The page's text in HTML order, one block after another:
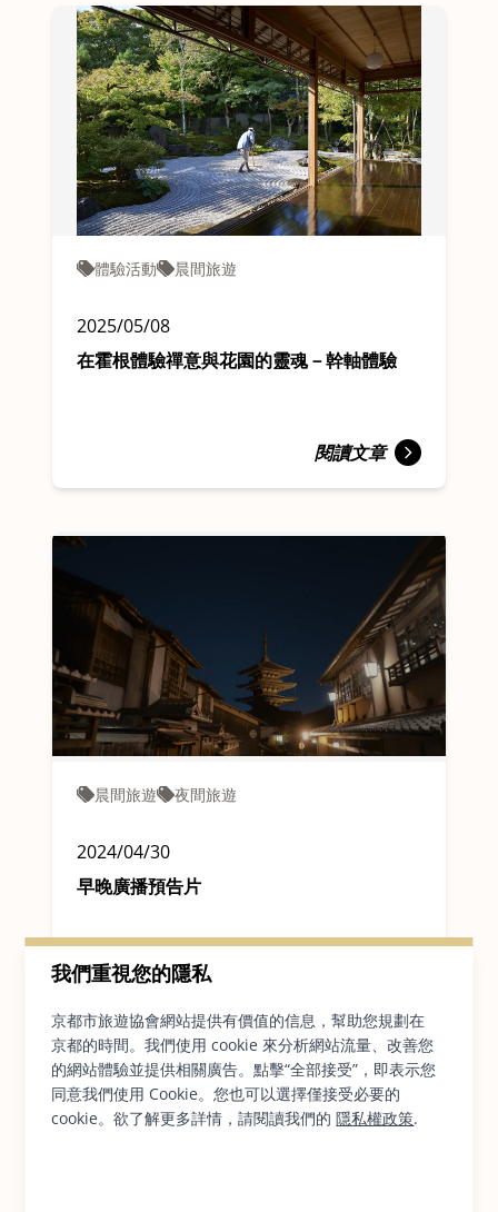
我們重視您的隱私
京都市旅遊協會網站提供有價值的信息，幫助您規劃在
京都的時間。我們使用 cookie 來分析網站流量、改善您
的網站體驗並提供相關廣告。點擊“全部接受”，即表示您
同意我們使用 Cookie。您也可以選擇僅接受必要的
cookie。欲了解更多詳情，請閱讀我們的隱私權政策.
體驗活動 晨間旅遊
2025/05/08
在霍根體驗禪意與花園的靈魂－幹軸體驗
閱讀文章
晨間旅遊 夜間旅遊
2024/04/30
早晚廣播預告片